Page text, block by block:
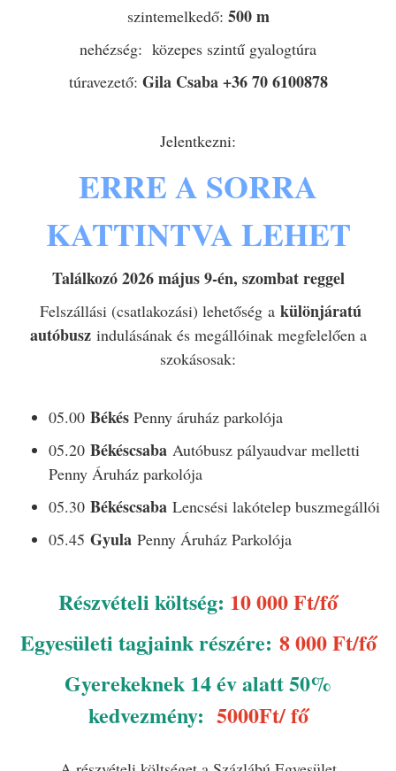
szintemelkedő: 500 m
nehézség: közepes szintű gyalogtúra
túravezető: Gila Csaba +36 70 6100878
Jelentkezni:
ERRE A SORRA
KATTINTVA LEHET
Találkozó 2026 május 9-én, szombat reggel
Felszállási (csatlakozási) lehetőség a különjáratú
autóbusz indulásának és megállóinak megfelelően a
szokásosak:
05.00 Békés Penny áruház parkolója
05.20 Békéscsaba Autóbusz pályaudvar melletti
Penny Áruház parkolója
05.30 Békéscsaba Lencsési lakótelep buszmegállói
05.45 Gyula Penny Áruház Parkolója
Részvételi költség: 10 000 Ft/fő
Egyesületi tagjaink részére: 8 000 Ft/fő
Gyerekeknek 14 év alatt 50%
kedvezmény: 5000Ft/ fő